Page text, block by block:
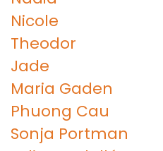
Nicole
Theodor
Jade
Maria Gaden
Phuong Cau
Sonja Portman